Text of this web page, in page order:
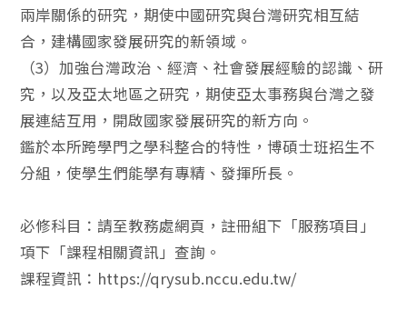
兩岸關係的研究，期使中國研究與台灣研究相互結
合，建構國家發展研究的新領域。
（3）加強台灣政治、經濟、社會發展經驗的認識、研
究，以及亞太地區之研究，期使亞太事務與台灣之發
展連結互用，開啟國家發展研究的新方向。
鑑於本所跨學門之學科整合的特性，博碩士班招生不
分組，使學生們能學有專精、發揮所長。
必修科目：請至教務處網頁，註冊組下「服務項目」
項下「課程相關資訊」查詢。
課程資訊：https://qrysub.nccu.edu.tw/